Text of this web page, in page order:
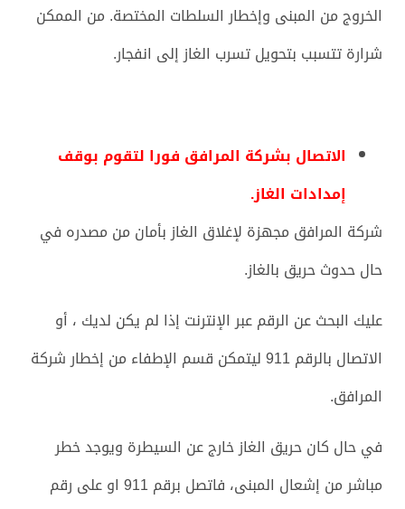
الخروج من المبنى وإخطار السلطات المختصة. من الممكن
شرارة تتسبب بتحويل تسرب الغاز إلى انفجار.
الاتصال بشركة المرافق فورا لتقوم بوقف
إمدادات الغاز.
شركة المرافق مجهزة لإغلاق الغاز بأمان من مصدره في
حال حدوث حريق بالغاز.
عليك البحث عن الرقم عبر الإنترنت إذا لم يكن لديك ، أو
الاتصال بالرقم 911 ليتمكن قسم الإطفاء من إخطار شركة
المرافق.
في حال كان حريق الغاز خارج عن السيطرة ويوجد خطر
مباشر من إشعال المبنى، فاتصل برقم 911 او على رقم